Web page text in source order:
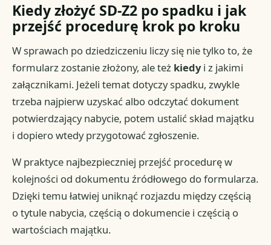
Kiedy złożyć SD-Z2 po spadku i jak
przejść procedurę krok po kroku
W sprawach po dziedziczeniu liczy się nie tylko to, że
formularz zostanie złożony, ale też kiedyi z jakimi
załącznikami. Jeżeli temat dotyczy spadku, zwykle
trzeba najpierw uzyskać albo odczytać dokument
potwierdzający nabycie, potem ustalić skład majątku
i dopiero wtedy przygotować zgłoszenie.
W praktyce najbezpieczniej przejść procedurę w
kolejności od dokumentu źródłowego do formularza.
Dzięki temu łatwiej uniknąć rozjazdu między częścią
o tytule nabycia, częścią o dokumencie i częścią o
wartościach majątku.